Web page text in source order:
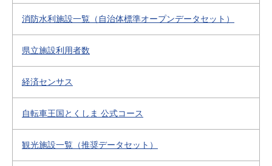
消防水利施設一覧（自治体標準オープンデータセット）
県立施設利用者数
経済センサス
自転車王国とくしま 公式コース
観光施設一覧（推奨データセット）